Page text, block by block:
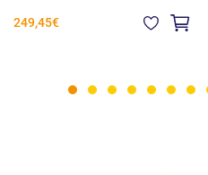
249,45€